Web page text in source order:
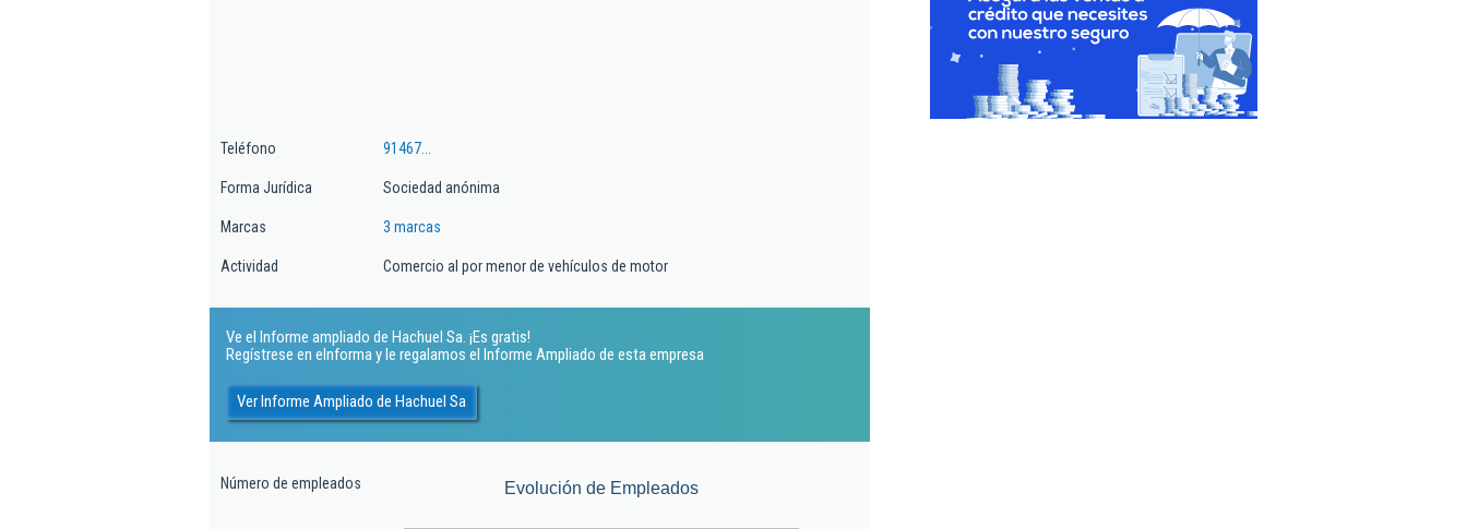
Teléfono 91467...
Forma Jurídica Sociedad anónima
Marcas 3 marcas
Actividad Comercio al por menor de vehículos de motor
Ve el Informe ampliado de Hachuel Sa. ¡Es gratis!
Regístrese en eInforma y le regalamos el Informe Ampliado de esta empresa
Ver Informe Ampliado de Hachuel Sa
Número de empleados Evolución de Empleados